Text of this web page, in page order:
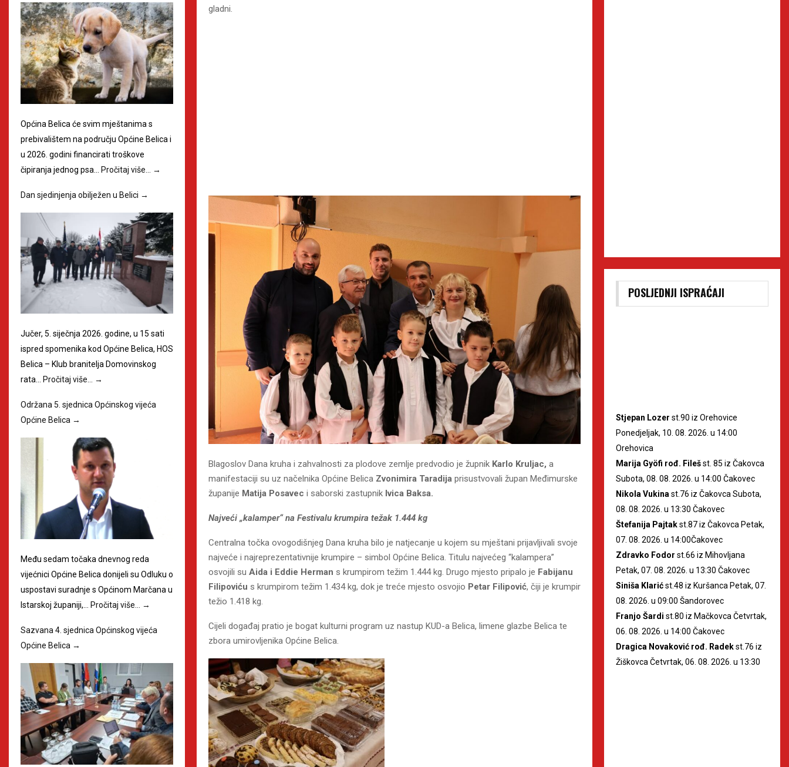
gladni.
Blagoslov Dana kruha i zahvalnosti za plodove zemlje predvodio je župnik Karlo Kruljac, a
manifestaciji su uz načelnika Općine Belica Zvonimira Taradija prisustvovali župan Međimurske
županije Matija Posavec i saborski zastupnik Ivica Baksa.
Najveći „kalamper“ na Festivalu krumpira težak 1.444 kg
Centralna točka ovogodišnjeg Dana kruha bilo je natjecanje u kojem su mještani prijavljivali svoje
najveće i najreprezentativnije krumpire – simbol Općine Belica. Titulu najvećeg “kalampera”
osvojili su Aida i Eddie Herman s krumpirom težim 1.444 kg. Drugo mjesto pripalo je Fabijanu
Filipoviću s krumpirom težim 1.434 kg, dok je treće mjesto osvojio Petar Filipović, čiji je krumpir
težio 1.418 kg.
Cijeli događaj pratio je bogat kulturni program uz nastup KUD-a Belica, limene glazbe Belica te
zbora umirovljenika Općine Belica.
Općina Belica će svim mještanima s
prebivalištem na području Općine Belica i
u 2026. godini financirati troškove
čipiranja jednog psa… Pročitaj više… →
Dan sjedinjenja obilježen u Belici →
Jučer, 5. siječnja 2026. godine, u 15 sati
ispred spomenika kod Općine Belica, HOS
Belica – Klub branitelja Domovinskog
rata… Pročitaj više… →
Održana 5. sjednica Općinskog vijeća
Općine Belica →
Među sedam točaka dnevnog reda
vijećnici Općine Belica donijeli su Odluku o
uspostavi suradnje s Općinom Marčana u
Istarskoj županiji,…
Pročitaj više… →
Sazvana 4. sjednica Općinskog vijeća
Općine Belica →
POSLJEDNJI ISPRAĆAJI
Stjepan Lozer st.90 iz Orehovice
Ponedjeljak, 10. 08. 2026. u 14:00
Orehovica
Marija Gyöfi rođ. Filešst. 85 iz Čakovca
Subota, 08. 08. 2026. u 14:00 Čakovec
Nikola Vukina st.76 iz Čakovca Subota,
08. 08. 2026. u 13:30 Čakovec
Štefanija Pajtakst.87 iz Čakovca Petak,
07. 08. 2026. u 14:00Čakovec
Zdravko Fodor st.66 iz Mihovljana
Petak, 07. 08. 2026. u 13:30 Čakovec
Siniša Klarićst.48 iz Kuršanca Petak, 07.
08. 2026. u 09:00 Šandorovec
Franjo Šardi st.80 iz Mačkovca Četvrtak,
06. 08. 2026. u 14:00 Čakovec
Dragica Novaković rođ. Radekst.76 iz
Žiškovca Četvrtak, 06. 08. 2026. u 13:30